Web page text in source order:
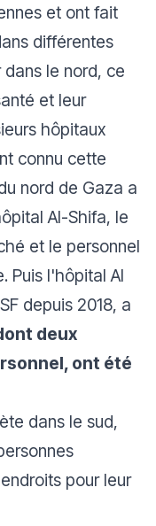
et ont fait
différentes
le nord, ce
et leur
hôpitaux
connu cette
nord de Gaza a
Al-Shifa, le
et le personnel
Puis l'hôpital Al
depuis 2018, a
deux
ont été
dans le sud,
pour leur